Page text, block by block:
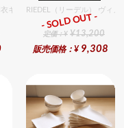
ギフトフェイスタオル 1個入セ
RIEDEL（リーデル） ヴィ
ギフト
定価：¥ ¥13,200
販売価格：¥ 9,308
- SOLD OUT -